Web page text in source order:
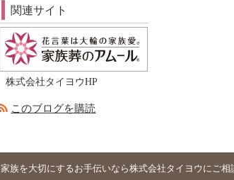
関連サイト
株式会社タイヨウHP
このブログを購読
家族を大切にするお手伝いなら株式会社タイヨウにご相